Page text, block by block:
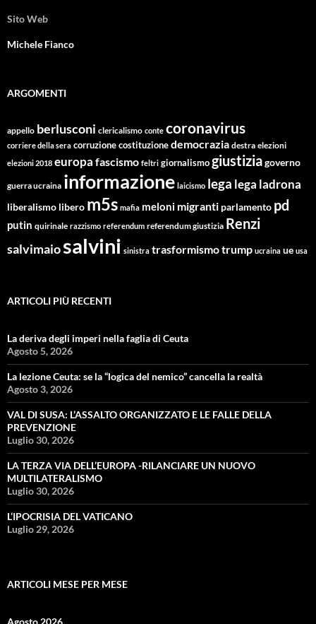
Sito Web
Michele Fianco
ARGOMENTI
appello berlusconi clericalismo conte coronavirus
corriere della sera corruzionecostituzionedemocrazia destra elezioni
elezioni 2018 europa fascismo feltri giornalismogiustiziagoverno
guerra ucraina informazione laicismo lega lega ladrona
liberalismo libero m5s mafia meloni migranti parlamento pd
putin quirinale razzismo referendum referendum giustizia Renzi
salvimaiosalvini sinistra trasformismotrump ucraina ue usa
ARTICOLI PIÙ RECENTI
La deriva degli imperi nella faglia di Ceuta
Agosto 5, 2026
La lezione Ceuta: se la “logica del nemico” cancella la realtà
Agosto 3, 2026
VAL DI SUSA: L’ASSALTO ORGANIZZATO E LE FALLE DELLA
PREVENZIONE
Luglio 30, 2026
LA TERZA VIA DELL’EUROPA -RILANCIARE UN NUOVO
MULTILATERALISMO
Luglio 30, 2026
L’IPOCRISIA DEL VATICANO
Luglio 29, 2026
ARTICOLI MESE PER MESE